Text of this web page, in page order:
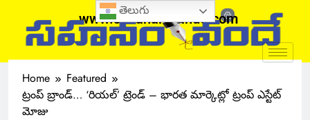
www.sahanamvande.com
Home
Featured
ట్రంప్ బ్రాండ్… ‘రియల్’ ట్రెండ్ – భారత మార్కెట్లో ట్రంప్ ఎస్టేట్
మోజు
తెలుగు